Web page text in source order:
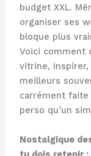
budget XXL.
organiser ses
bloque plus
Voici comment
vitrine,
meilleurs
carrément
perso qu’un
Nostalgique